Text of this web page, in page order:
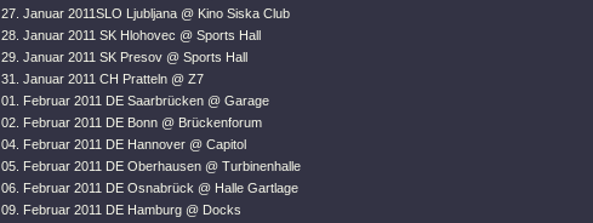
27. Januar 2011SLO Ljubljana @ Kino Siska Club
28. Januar 2011 SK Hlohovec @ Sports Hall
29. Januar 2011 SK Presov @ Sports Hall
31. Januar 2011 CH Pratteln @ Z7
01. Februar 2011 DE Saarbrücken @ Garage
02. Februar 2011 DE Bonn @ Brückenforum
04. Februar 2011 DE Hannover @ Capitol
05. Februar 2011 DE Oberhausen @ Turbinenhalle
06. Februar 2011 DE Osnabrück @ Halle Gartlage
09. Februar 2011 DE Hamburg @ Docks